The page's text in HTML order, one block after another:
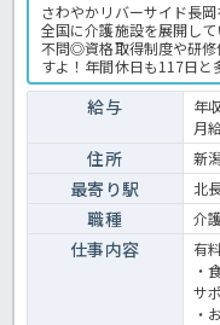
さわやかリバーサイド長
全国に介護施設を展開し
不問◎資格取得制度や研修
すよ！年間休日も117日と
な環境になります☆定年
降も条件面は変わらずに
方は是非ほっ介護までお
護業務全般です。＜介
給与
年
月
住所 新
最寄り駅 北
職種 介
仕事内容
有
・
サ
・